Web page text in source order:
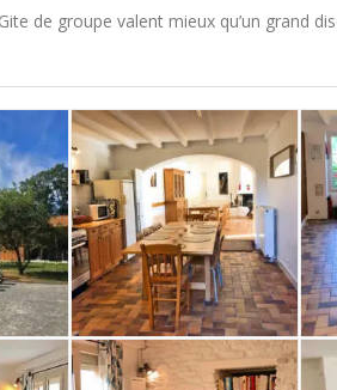
de groupe valent mieux qu’un grand